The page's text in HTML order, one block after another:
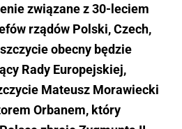
związane z 30-leciem
rządów Polski, Czech,
obecny będzie
Rady Europejskiej,
Mateusz Morawiecki
Orbanem, który